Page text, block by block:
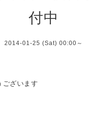
付中
2014-01-25 (Sat) 00:00～
ございます